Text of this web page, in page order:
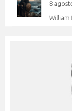
8
William